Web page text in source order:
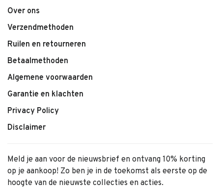
Over ons
Verzendmethoden
Ruilen en retourneren
Betaalmethoden
Algemene voorwaarden
Garantie en klachten
Privacy Policy
Disclaimer
Meld je aan voor de nieuwsbrief en ontvang 10% korting
op je aankoop! Zo ben je in de toekomst als eerste op de
hoogte van de nieuwste collecties en acties.